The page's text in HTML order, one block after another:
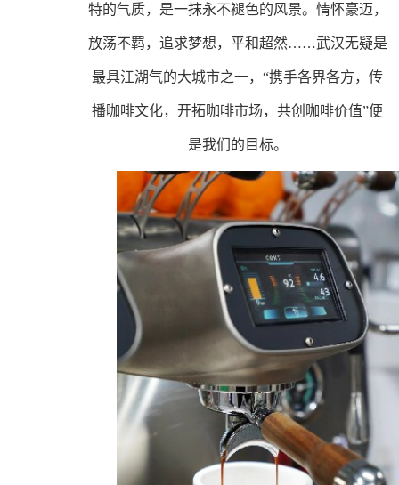
特的气质，是一抹永不褪色的风景。情怀豪迈，
放荡不羁，追求梦想，平和超然……武汉无疑是
最具江湖气的大城市之一，“携手各界各方，传
播咖啡文化，开拓咖啡市场，共创咖啡价值”便
是我们的目标。